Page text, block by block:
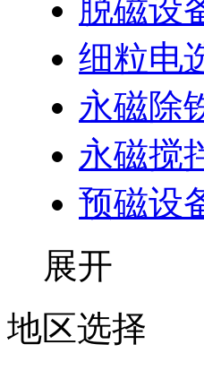
脱磁设
细粒电
永磁除
永磁搅
预磁设
展开
地区选择